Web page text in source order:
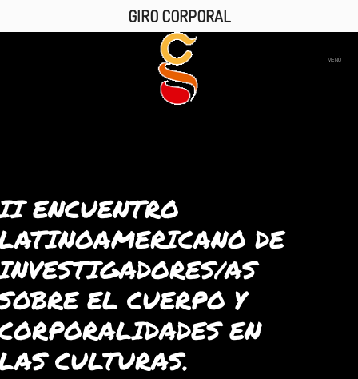
MENÚ
ENCUENTRO
DE
AS
EL CUERPO Y
EN
CULTURAS.
GIRO CORPORAL